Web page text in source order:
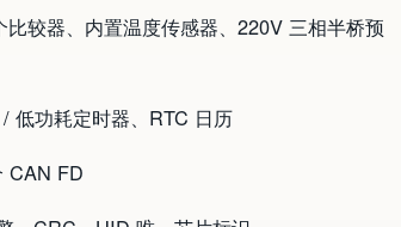
较器、内置温度传感器、220V 三相半桥预
低功耗定时器、RTC 日历
CAN FD